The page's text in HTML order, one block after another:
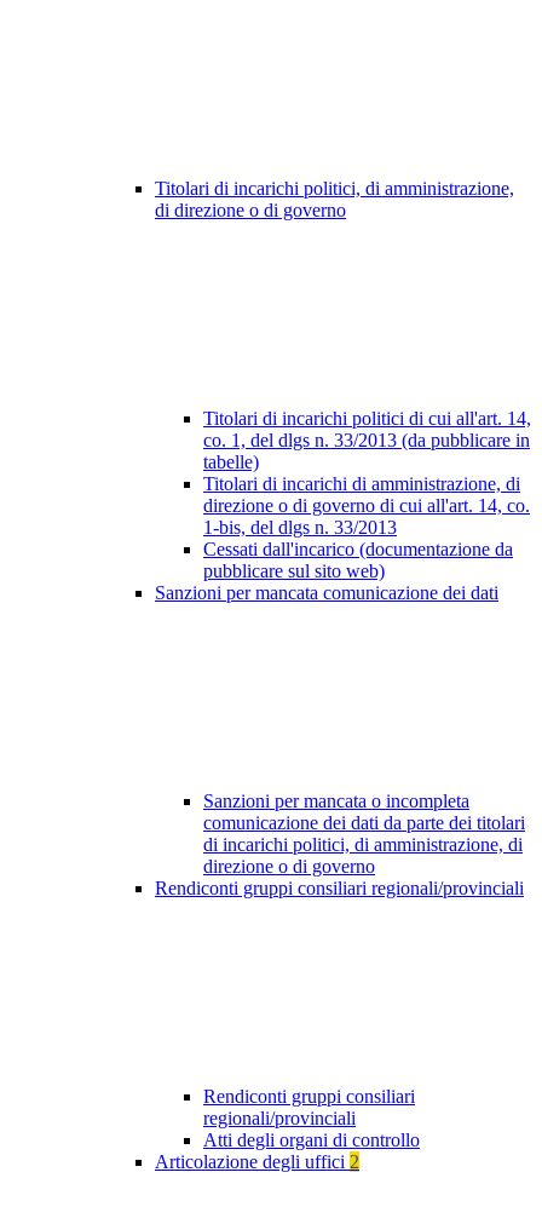
Titolari di incarichi politici, di amministrazione,
di direzione o di governo
Titolari di incarichi politici di cui all'art. 14,
co. 1, del dlgs n. 33/2013 (da pubblicare in
tabelle)
Titolari di incarichi di amministrazione, di
direzione o di governo di cui all'art. 14, co.
1-bis, del dlgs n. 33/2013
Cessati dall'incarico (documentazione da
pubblicare sul sito web)
Sanzioni per mancata comunicazione dei dati
Sanzioni per mancata o incompleta
comunicazione dei dati da parte dei titolari
di incarichi politici, di amministrazione, di
direzione o di governo
Rendiconti gruppi consiliari regionali/provinciali
Rendiconti gruppi consiliari
regionali/provinciali
Atti degli organi di controllo
Articolazione degli uffici 2